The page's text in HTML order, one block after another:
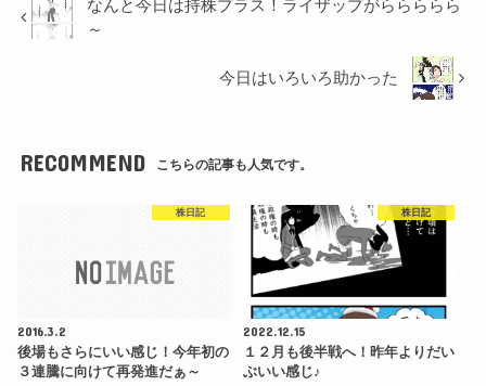
なんと今日は持株プラス！ライザップがららららら
～
今日はいろいろ助かった
RECOMMEND こちらの記事も人気です。
株日記
2016.3.2
後場もさらにいい感じ！今年初の
３連騰に向けて再発進だぁ～
株日記
2022.12.15
１２月も後半戦へ！昨年よりだい
ぶいい感じ♪